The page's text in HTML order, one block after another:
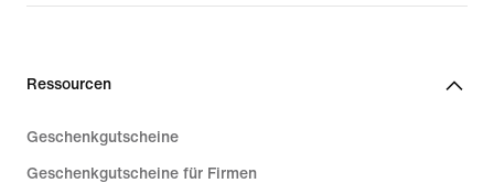
179,99 €
Ressourcen
Geschenkgutscheine
Geschenkgutscheine für Firmen